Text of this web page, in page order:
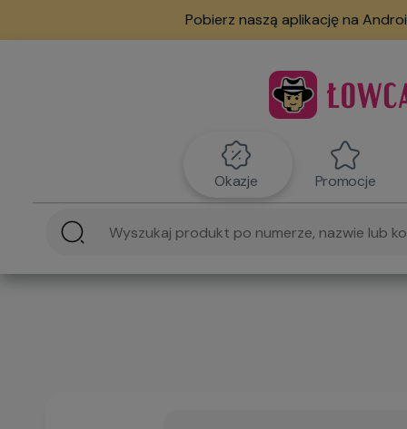
Pobierz naszą aplikację na
Okazje Promocje